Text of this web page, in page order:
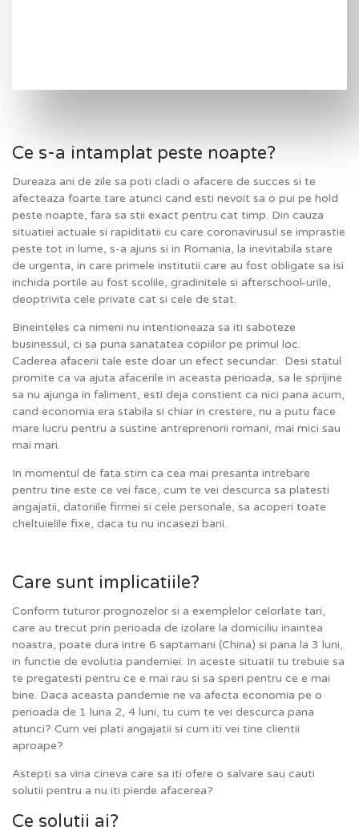
Ce s-a intamplat peste noapte?
Dureaza ani de zile sa poti cladi o afacere de succes si te
afecteaza foarte tare atunci cand esti nevoit sa o pui pe hold
peste noapte, fara sa stii exact pentru cat timp. Din cauza
situatiei actuale si rapiditatii cu care coronavirusul se imprastie
peste tot in lume, s-a ajuns si in Romania, la inevitabila stare
de urgenta, in care primele institutii care au fost obligate sa isi
inchida portile au fost scolile, gradinitele si afterschool-urile,
deoptrivita cele private cat si cele de stat.
Bineinteles ca nimeni nu intentioneaza sa iti saboteze
businessul, ci sa puna sanatatea copiilor pe primul loc.
Caderea afacerii tale este doar un efect secundar. Desi statul
promite ca va ajuta afacerile in aceasta perioada, sa le sprijine
sa nu ajunga in faliment, esti deja constient ca nici pana acum,
cand economia era stabila si chiar in crestere, nu a putu face
mare lucru pentru a sustine antreprenorii romani, mai mici sau
mai mari.
In momentul de fata stim ca cea mai presanta intrebare
pentru tine este ce vei face, cum te vei descurca sa platesti
angajatii, datoriile firmei si cele personale, sa acoperi toate
cheltuielile fixe, daca tu nu incasezi bani.
Care sunt implicatiile?
Conform tuturor prognozelor si a exemplelor celorlate tari,
care au trecut prin perioada de izolare la domiciliu inaintea
noastra, poate dura intre 6 saptamani (China) si pana la 3 luni,
in functie de evolutia pandemiei. In aceste situatii tu trebuie sa
te pregatesti pentru ce e mai rau si sa speri pentru ce e mai
bine. Daca aceasta pandemie ne va afecta economia pe o
perioada de 1 luna 2, 4 luni, tu cum te vei descurca pana
atunci? Cum vei plati angajatii si cum iti vei tine clientii
aproape?
Astepti sa vina cineva care sa iti ofere o salvare sau cauti
solutii pentru a nu iti pierde afacerea?
Ce solutii ai?